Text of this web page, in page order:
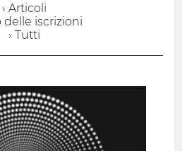
› Articoli
delle iscrizioni
› Tutti